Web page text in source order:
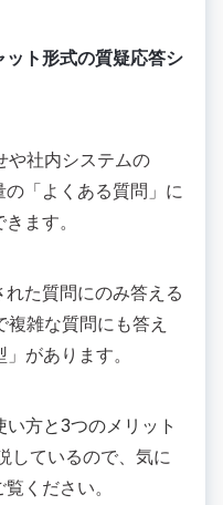
搭載）
オスマップを参考
ぼう
ット形式の質疑応答シ
や社内システムの
「よくある質問」に
ます。
た質問にのみ答える
複雑な質問にも答え
があります。
い方と3つのメリット
しているので、気に
ください。